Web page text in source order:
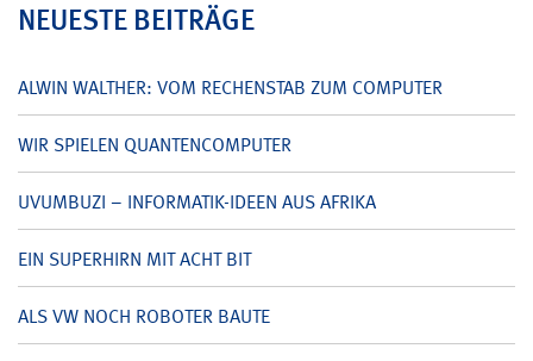
NEUESTE BEITRÄGE
ALWIN WALTHER: VOM RECHENSTAB ZUM COMPUTER
WIR SPIELEN QUANTENCOMPUTER
UVUMBUZI – INFORMATIK-IDEEN AUS AFRIKA
EIN SUPERHIRN MIT ACHT BIT
ALS VW NOCH ROBOTER BAUTE